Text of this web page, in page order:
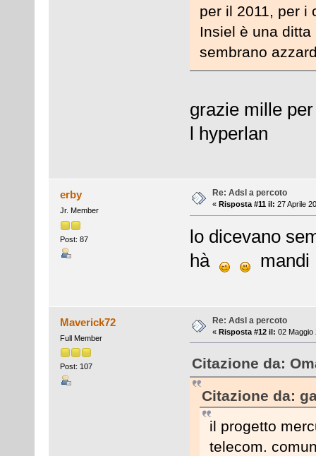
per il 2011, per i
Insiel è una
sembrano
grazie mille
l hyperlan
erby
Jr. Member
Post: 87
Re: Adsl a percoto
« Risposta #11 il: 27 Aprile
lo dicevano
hà
mandi
Maverick72
Full Member
Post: 107
Re: Adsl a percoto
« Risposta #12 il: 02 Maggio
Citazione da:
Citazione da:
il progetto
telecom.